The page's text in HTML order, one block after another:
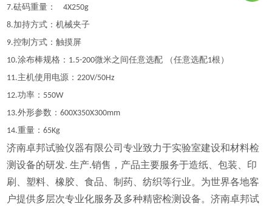
7.砝码重量：4X250g
8.加持方式：机械夹子
9.控制方式：触摸屏
10.涂布棒规格： 1.5-200微米之间任意选配 （任意选配1根）
11.主机使用电源：220V/50Hz
12.功率： 550W
13.外形参数：600X350X300mm
14.重量：65Kg
济南卓邦试验仪器有限公司专业致力于实验室建设和材料检
测设备的研发. 生产.销售，产品主要服务于造纸、包装、印
刷、塑料、橡胶、食品、制药、纺织等行业。为世界各地客
户提供多层次专业化服务及多种精密检测设备。济南卓邦试